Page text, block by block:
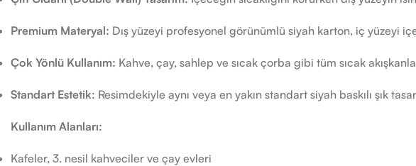
Premium Materyal: Dış yüzeyi profesyonel görünümlü siyah karton, iç yüzeyi
Çok Yönlü Kullanım: Kahve, çay, sahlep ve sıcak çorba gibi tüm sıcak
Standart Estetik: Resimdekiyle aynı veya en yakın standart siyah baskılı şık
Kullanım Alanları:
Kafeler, 3. nesil kahveciler ve çay evleri